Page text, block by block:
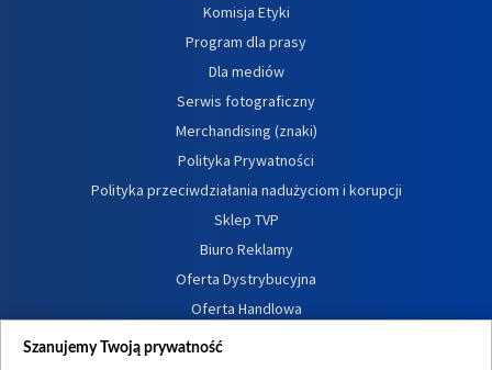
Komisja Etyki
Program dla prasy
Dla mediów
Serwis fotograficzny
Merchandising (znaki)
Polityka Prywatności
Polityka przeciwdziałania nadużyciom i korupcji
Sklep TVP
Biuro Reklamy
Oferta Dystrybucyjna
Oferta Handlowa
Dostępność
Szanujemy Twoją prywatność